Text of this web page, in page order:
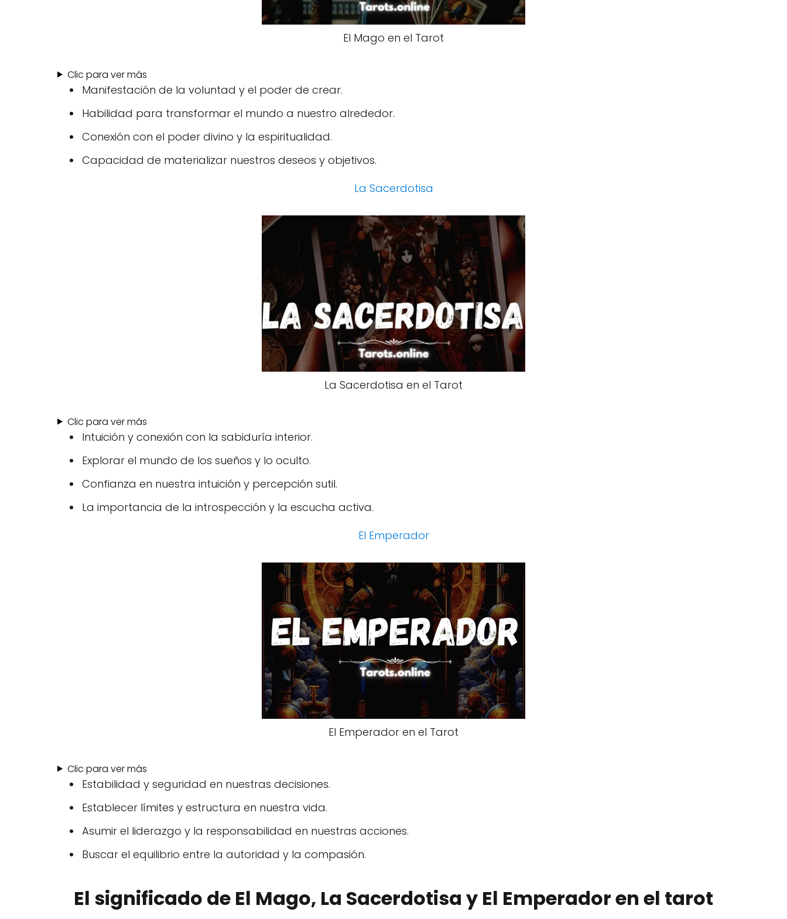
El Mago en el Tarot
Clic para ver más
Manifestación de la voluntad y el poder de crear.
Habilidad para transformar el mundo a nuestro alrededor.
Conexión con el poder divino y la espiritualidad.
Capacidad de materializar nuestros deseos y objetivos.
La Sacerdotisa
La Sacerdotisa en el Tarot
Clic para ver más
Intuición y conexión con la sabiduría interior.
Explorar el mundo de los sueños y lo oculto.
Confianza en nuestra intuición y percepción sutil.
La importancia de la introspección y la escucha activa.
El Emperador
El Emperador en el Tarot
Clic para ver más
Estabilidad y seguridad en nuestras decisiones.
Establecer límites y estructura en nuestra vida.
Asumir el liderazgo y la responsabilidad en nuestras acciones.
Buscar el equilibrio entre la autoridad y la compasión.
El significado de El Mago, La Sacerdotisa y El Emperador en el tarot